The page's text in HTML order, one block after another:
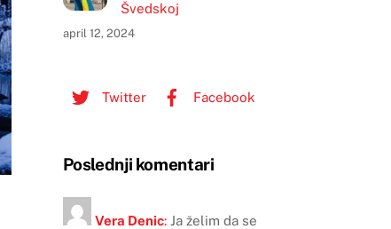
Švedskoj
april 12, 2024
Twitter Facebook
Poslednji komentari
Vera Denic:Ja želim da se